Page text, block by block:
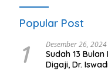
Popular Post
1 Desember 26, 2024
Sudah 13
Digaji, Dr.